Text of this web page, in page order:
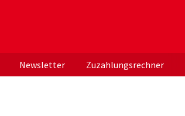
Newsletter Zuzahlungsrechner